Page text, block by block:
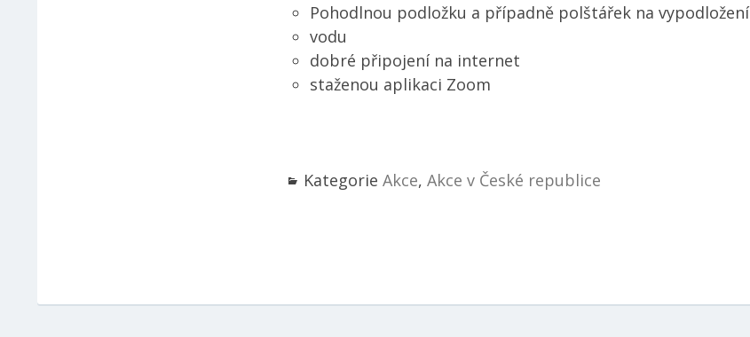
Pohodlnou podložku a případně polštářek na vypodložení
vodu
dobré připojení na internet
staženou aplikaci Zoom
Kategorie Akce, Akce v České republice